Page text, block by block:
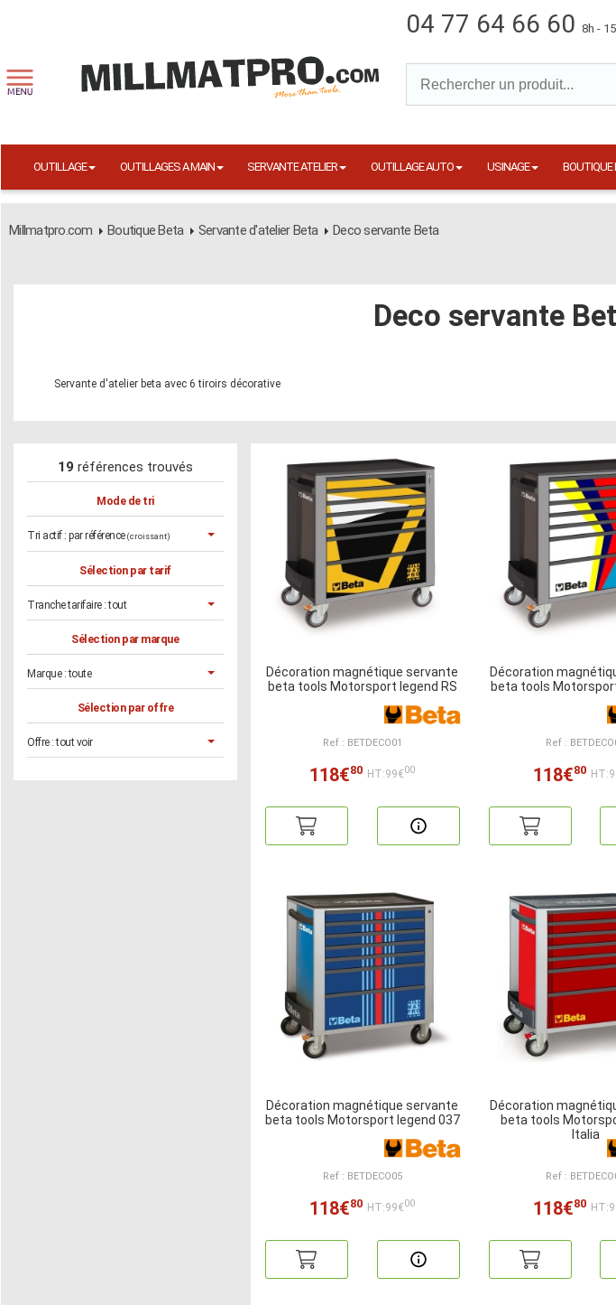
04 77 64 66 60 8h -
OUTILLAGE OUTILLAGES A MAIN SERVANTE ATELIER OUTILLAGE AUTO USINAGE BOUTIQUE
Millmatpro.com Boutique Beta Servante d'atelier Beta Deco servante Beta
Deco servante
Servante d'atelier beta avec 6 tiroirs décorative
19 références trouvés
Mode de tri
Tri actif : par référence (croissant)
Sélection par tarif
Tranche tarifaire :tout
Sélection par marque
Marque :toute
Sélection par offre
Offre :tout voir
Décoration magnétique servante
beta tools Motorsport legend RS
Ref : BETDECO01
118€80 HT:99€00
Décoration
beta tools
Ref :
118€80
Décoration magnétique servante
beta tools Motorsport legend 037
Ref : BETDECO05
118€80 HT:99€00
Décoration
beta tools
Italia
Ref :
118€80